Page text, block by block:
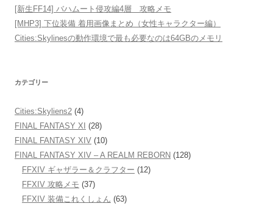
[新生FF14] バハムート侵攻編4層 攻略メモ
[MHP3] 下位装備 着用画像まとめ（女性キャラクター編）
Cities:Skylinesの動作環境で最も必要なのは64GBのメモリ
カテゴリー
Cities:Skyliens2 (4)
FINAL FANTASY XI (28)
FINAL FANTASY XIV (10)
FINAL FANTASY XIV – A REALM REBORN (128)
FFXIV ギャザラー＆クラフター (12)
FFXIV 攻略メモ (37)
FFXIV 装備これくしょん (63)